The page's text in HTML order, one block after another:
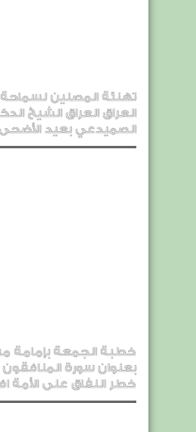
تهنئة المصلين
العراق العراق الشيخ
الصميدعي بعيد الأضحى
خطبة الجمعة بإمامة
بعنوان سورة المنافقون ..
خطر النفاق على الأمة